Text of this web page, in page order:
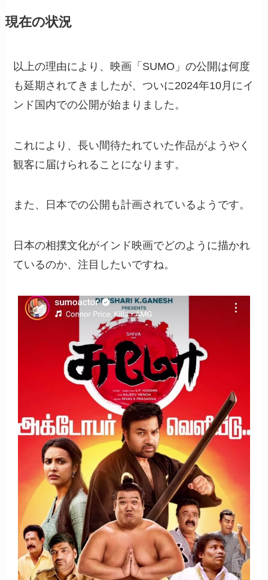
現在の状況
以上の理由により、映画「SUMO」の公開は何度
も延期されてきましたが、ついに2024年10月にイ
ンド国内での公開が始まりました。
これにより、長い間待たれていた作品がようやく
観客に届けられることになります。
また、日本での公開も計画されているようです。
日本の相撲文化がインド映画でどのように描かれ
ているのか、注目したいですね。